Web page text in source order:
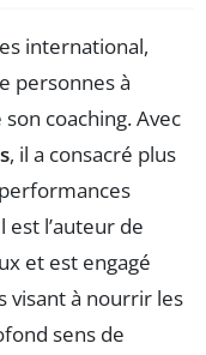
international,
personnes à
coaching. Avec
, il a consacré plus
l’auteur de
et est engagé
visant à nourrir les
sens de